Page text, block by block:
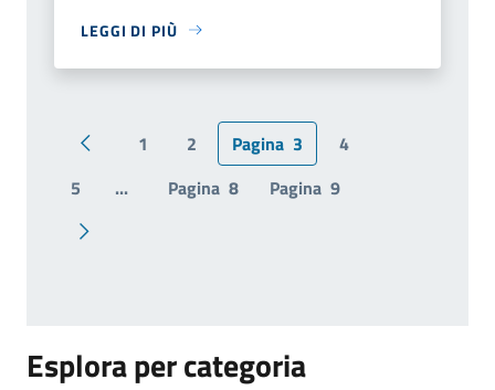
LEGGI DI PIÙ
Pagina precedente
1 2 Pagina 3
4
5
... Pagina 8 Pagina 9
Pagina successiva
Esplora per categoria